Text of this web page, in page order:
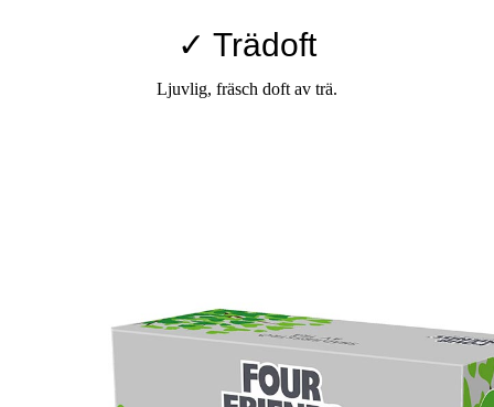
✓ Trädoft
Ljuvlig, fräsch doft av trä.